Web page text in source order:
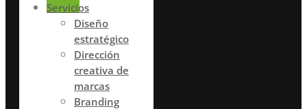
Servicios
Diseño
estratégico
Dirección
creativa de
marcas
Branding